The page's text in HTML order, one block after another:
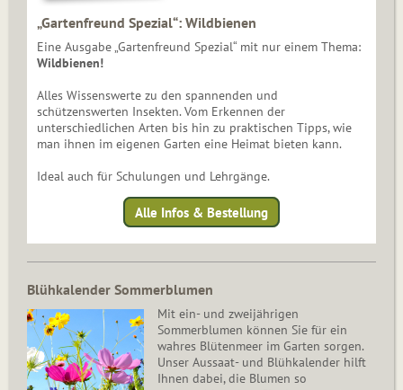
„Gartenfreund Spezial“: Wildbienen
Eine Ausgabe „Gartenfreund Spezial“ mit nur einem Thema:
Wildbienen!
Alles Wissenswerte zu den spannenden und
schützenswerten Insekten. Vom Erkennen der
unterschiedlichen Arten bis hin zu praktischen Tipps, wie
man ihnen im eigenen Garten eine Heimat bieten kann.
Ideal auch für Schulungen und Lehrgänge.
Alle Infos & Bestellung
Blühkalender Sommerblumen
Mit ein- und zweijährigen
Sommerblumen können Sie für ein
wahres Blütenmeer im Garten sorgen.
Unser Aussaat- und Blühkalender hilft
Ihnen dabei, die Blumen so